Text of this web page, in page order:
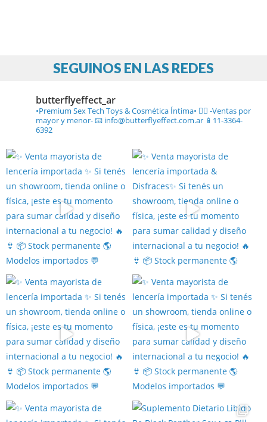
SEGUINOS EN LAS REDES
butterflyeffect_ar
•Premium Sex Tech Toys & Cosmética Íntima• ❤️‍🔥 -Ventas por
mayor y menor-📧 info@butterflyeffect.com.ar 📱11-3364-
6392